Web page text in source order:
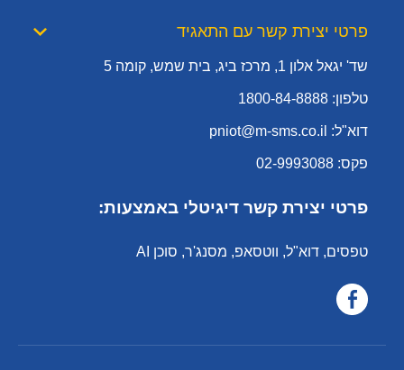
פרטי יצירת קשר עם התאגיד
שד' יגאל אלון 1, מרכז ביג, בית שמש, קומה 5
טלפון: 1800-84-8888
דוא"ל: pniot@m-sms.co.il
פקס: 02-9993088
פרטי יצירת קשר דיגיטלי באמצעות:
טפסים, דוא"ל, ווטסאפ, מסנג'ר, סוכן AI